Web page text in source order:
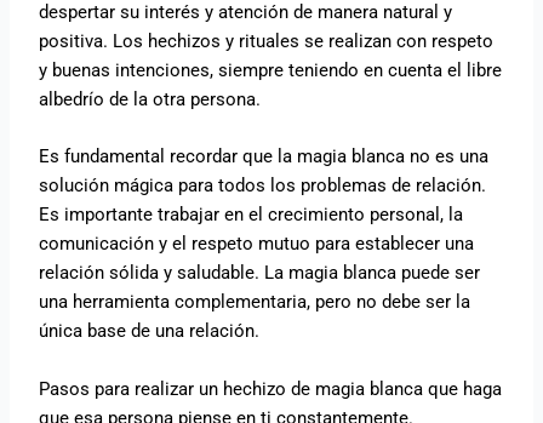
despertar su interés y atención de manera natural y
positiva. Los hechizos y rituales se realizan con respeto
y buenas intenciones, siempre teniendo en cuenta el libre
albedrío de la otra persona.
Es fundamental recordar que la magia blanca no es una
solución mágica para todos los problemas de relación.
Es importante trabajar en el crecimiento personal, la
comunicación y el respeto mutuo para establecer una
relación sólida y saludable. La magia blanca puede ser
una herramienta complementaria, pero no debe ser la
única base de una relación.
Pasos para realizar un hechizo de magia blanca que haga
que esa persona piense en ti constantemente.